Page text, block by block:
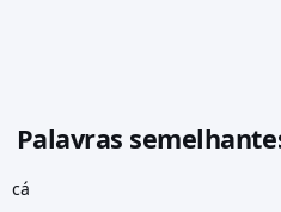
Palavras
cá